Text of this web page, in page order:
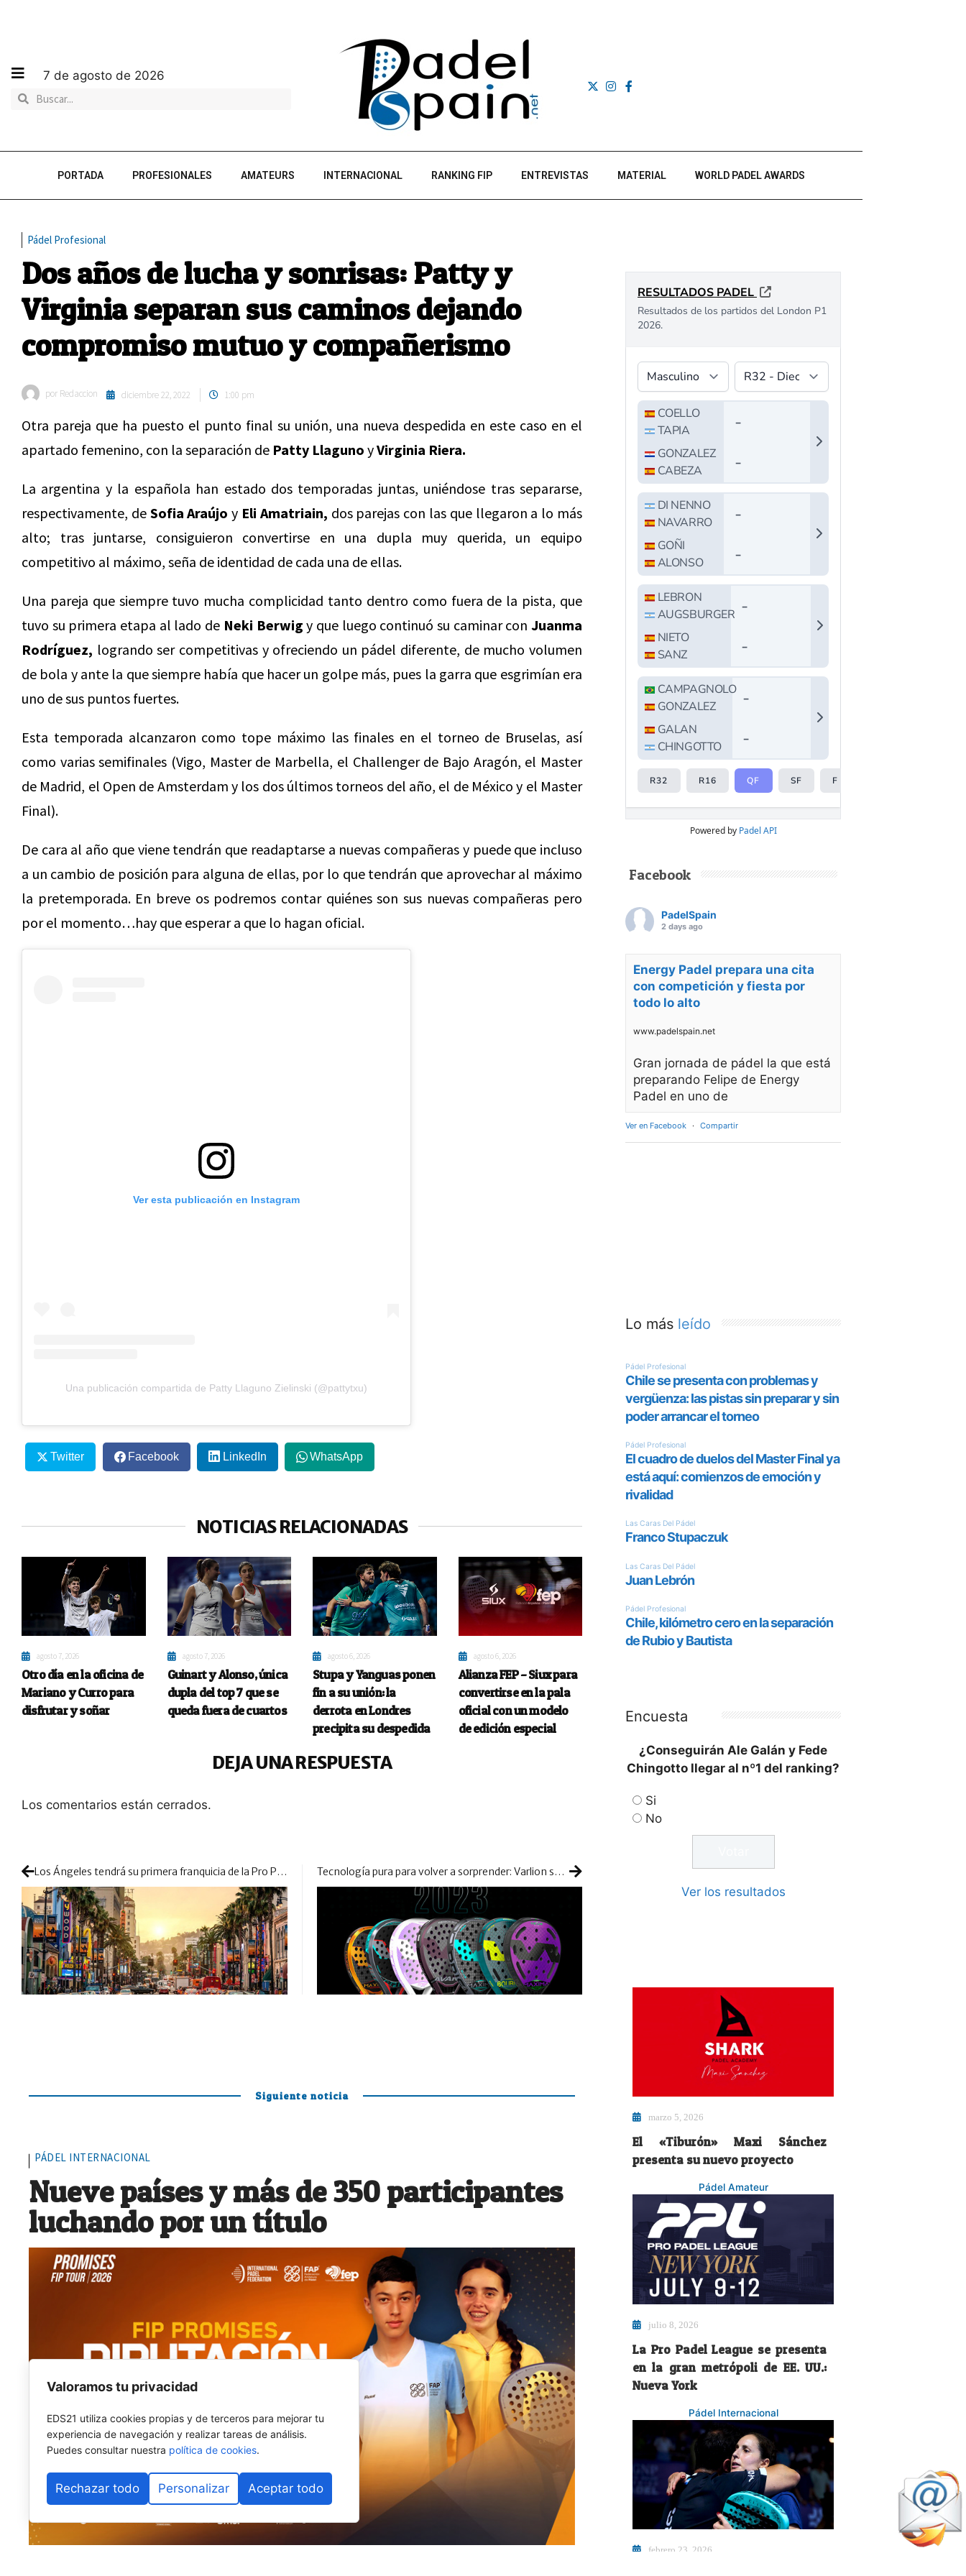
7 de agosto de 2026
PORTADA PROFESIONALES AMATEURS INTERNACIONAL RANKING FIP ENTREVISTAS MATERIAL WORLD PADEL AWARDS
Pádel Profesional
Dos años de lucha y sonrisas: Patty y
Virginia separan sus caminos dejando
compromiso mutuo y compañerismo
por Redaccion diciembre 22, 2022 1:00 pm
Otra pareja que ha puesto el punto final su unión, una nueva despedida en este caso en el
apartado femenino, con la separación de Patty Llaguno yVirginia Riera.
La argentina y la española han estado dos temporadas juntas, uniéndose tras separarse,
respectivamente, de Sofia Araújo y Eli Amatriain, dos parejas con las que llegaron a lo más
alto; tras juntarse, consiguieron convertirse en una dupla muy querida, un equipo
competitivo al máximo, seña de identidad de cada una de ellas.
Una pareja que siempre tuvo mucha complicidad tanto dentro como fuera de la pista, que
tuvo su primera etapa al lado de Neki Berwig y que luego continuó su caminar con Juanma
Rodríguez, logrando ser competitivas y ofreciendo un pádel diferente, de mucho volumen
de bola y ante la que siempre había que hacer un golpe más, pues la garra que esgrimían era
uno de sus puntos fuertes.
Esta temporada alcanzaron como tope máximo las finales en el torneo de Bruselas, así
como varias semifinales (Vigo, Master de Marbella, el Challenger de Bajo Aragón, el Master
de Madrid, el Open de Amsterdam y los dos últimos torneos del año, el de México y el Master
Final).
De cara al año que viene tendrán que readaptarse a nuevas compañeras y puede que incluso
a un cambio de posición para alguna de ellas, por lo que tendrán que aprovechar al máximo
la pretemporada. En breve os podremos contar quiénes son sus nuevas compañeras pero
por el momento…hay que esperar a que lo hagan oficial.
Ver esta publicación en Instagram
Una publicación compartida de Patty Llaguno Zielinski (@pattytxu)
Twitter Facebook LinkedIn WhatsApp
NOTICIAS RELACIONADAS
agosto 7, 2026
Otro día en la oficina de
Mariano y Curro para
disfrutar y soñar
agosto 7, 2026
Guinart y Alonso, única
dupla del top 7 que se
queda fuera de cuartos
agosto 6, 2026
Stupa y Yanguas ponen
fin a su unión: la
derrota en Londres
precipita su despedida
agosto 6, 2026
Alianza FEP – Siux para
convertirse en la pala
oficial con un modelo
de edición especial
DEJA UNA RESPUESTA
Los comentarios están cerrados.
Los Ángeles tendrá su primera franquicia de la Pro Padel League: un paso previo más a la expansión total en EE. UU. Tecnología pura para volver a sorprender: Varlion sube la apuesta en su colección 2023
Siguiente noticia
PÁDEL INTERNACIONAL
Nueve países y más de 350 participantes
luchando por un título
Powered by Padel API
Facebook
PadelSpain
2 days ago
Energy Padel prepara una cita
con competición y fiesta por
todo lo alto
www.padelspain.net
Gran jornada de pádel la que está
preparando Felipe de Energy
Padel en uno de
Ver en Facebook · Compartir
Lo más leído
Encuesta
¿Conseguirán Ale Galán y Fede
Chingotto llegar al nº1 del ranking?
Si
No
Ver los resultados
marzo 5, 2026
El «Tiburón» Maxi Sánchez
presenta su nuevo proyecto
Pádel Amateur
julio 8, 2026
La Pro Padel League se presenta
en la gran metrópoli de EE. UU.:
Nueva York
Pádel Internacional
febrero 23, 2026
Valoramos tu privacidad
EDS21 utiliza cookies propias y de terceros para mejorar tu
experiencia de navegación y realizar tareas de análisis.
Puedes consultar nuestra política de cookies.
Rechazar todo Personalizar Aceptar todo